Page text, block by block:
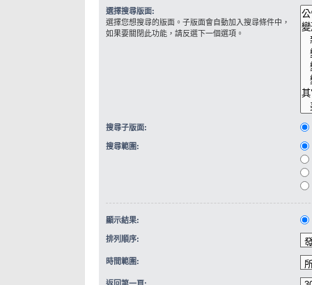
選擇搜尋版面:
選擇您想搜尋的版面。子版面會自動加入搜尋條件中，
如果要關閉此功能，請反選下一個選項。
搜尋子版面:
搜尋範圍:
顯示結果:
排列順序:
時間範圍:
返回第一頁: